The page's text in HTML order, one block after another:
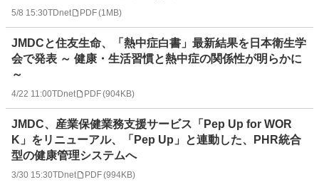
5/8 15:30TDnet PDF(1MB)
JMDCと住友生命、「熱中症白書」最新結果を日本衛生学
会で発表 ～ 健康・生活習慣と熱中症の関係性が明らかに
～
4/22 11:00TDnet PDF(904KB)
JMDC、産業保健業務支援サービス「Pep Up for WOR
K」をリニューアル、「Pep Up」と連動した、PHR統合
型の健康管理システムへ
3/30 15:30TDnet PDF(994KB)